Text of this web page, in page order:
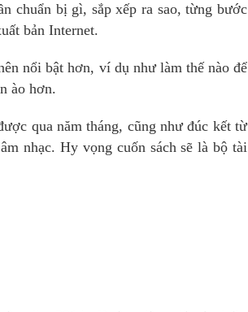
chuẩn bị gì, sắp xếp ra sao, từng bước
bản Internet.
nổi bật hơn, ví dụ như làm thế nào để
ào hơn.
qua năm tháng, cũng như đúc kết từ
nhạc. Hy vọng cuốn sách sẽ là bộ tài